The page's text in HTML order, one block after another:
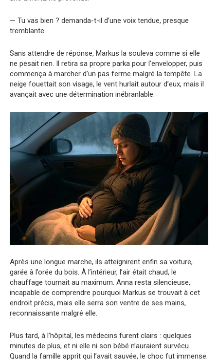
— Tu vas bien ? demanda-t-il d’une voix tendue, presque
tremblante.
Sans attendre de réponse, Markus la souleva comme si elle
ne pesait rien. Il retira sa propre parka pour l’envelopper, puis
commença à marcher d’un pas ferme malgré la tempête. La
neige fouettait son visage, le vent hurlait autour d’eux, mais il
avançait avec une détermination inébranlable.
Après une longue marche, ils atteignirent enfin sa voiture,
garée à l’orée du bois. À l’intérieur, l’air était chaud, le
chauffage tournait au maximum. Anna resta silencieuse,
incapable de comprendre pourquoi Markus se trouvait à cet
endroit précis, mais elle serra son ventre de ses mains,
reconnaissante malgré elle.
Plus tard, à l’hôpital, les médecins furent clairs : quelques
minutes de plus, et ni elle ni son bébé n’auraient survécu.
Quand la famille apprit qui l’avait sauvée, le choc fut immense.